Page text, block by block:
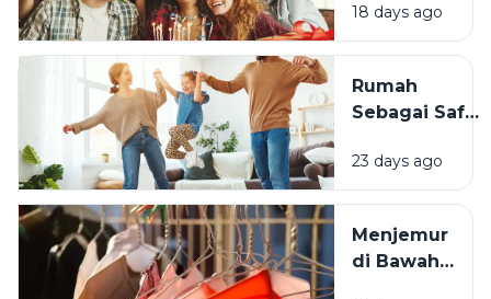
Momen
Bertambah
Terasa
Istimewa?
18 days ago
Rumah
Sebagai Safe
Mengapa
Lingkungan
Tinggal yang
Bersih
23 days ago
Menjemur
di Bawah